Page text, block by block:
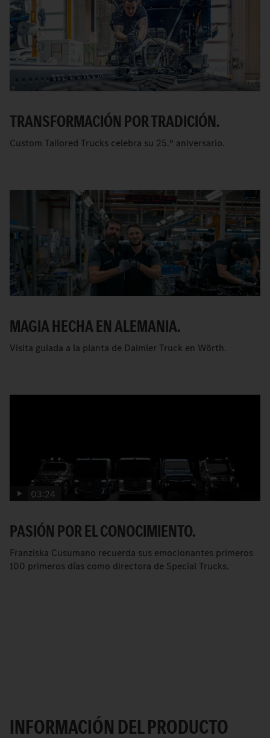
TRANSFORMACIÓN POR TRADICIÓN.
Custom Tailored Trucks celebra su 25.º aniversario.
MAGIA HECHA EN ALEMANIA.
Visita guiada a la planta de Daimler Truck en Wörth.
03:24
PASIÓN POR EL CONOCIMIENTO.
Franziska Cusumano recuerda sus emocionantes primeros
100 primeros días como directora de Special Trucks.
INFORMACIÓN DEL PRODUCTO